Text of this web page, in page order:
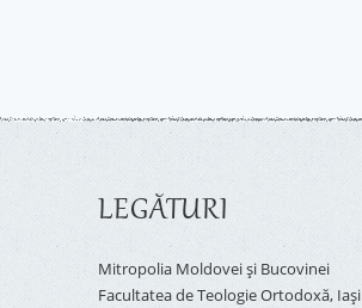
LEGĂTURI
Mitropolia Moldovei și Bucovinei
Facultatea de Teologie Ortodoxă, Iaşi